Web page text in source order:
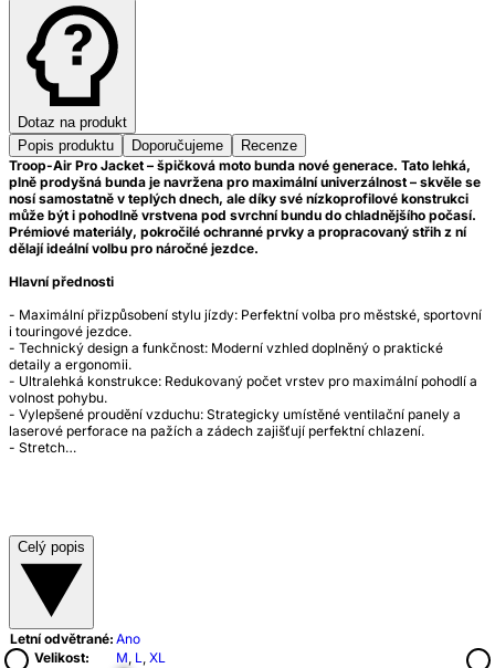
Dotaz na produkt
Popis produktu
Doporučujeme
Recenze
Troop-Air Pro Jacket – špičková moto bunda nové generace. Tato lehká,
plně prodyšná bunda je navržena pro maximální univerzálnost – skvěle se
nosí samostatně v teplých dnech, ale díky své nízkoprofilové konstrukci
může být i pohodlně vrstvena pod svrchní bundu do chladnějšího počasí.
Prémiové materiály, pokročilé ochranné prvky a propracovaný střih z ní
dělají ideální volbu pro náročné jezdce.
Hlavní přednosti
- Maximální přizpůsobení stylu jízdy: Perfektní volba pro městské, sportovní
i touringové jezdce.
- Technický design a funkčnost: Moderní vzhled doplněný o praktické
detaily a ergonomii.
- Ultralehká konstrukce: Redukovaný počet vrstev pro maximální pohodlí a
volnost pohybu.
- Vylepšené proudění vzduchu: Strategicky umístěné ventilační panely a
laserové perforace na pažích a zádech zajišťují perfektní chlazení.
- Stretch…
Celý popis
Letní odvětrané: Ano
Velikost:
M, L, XL